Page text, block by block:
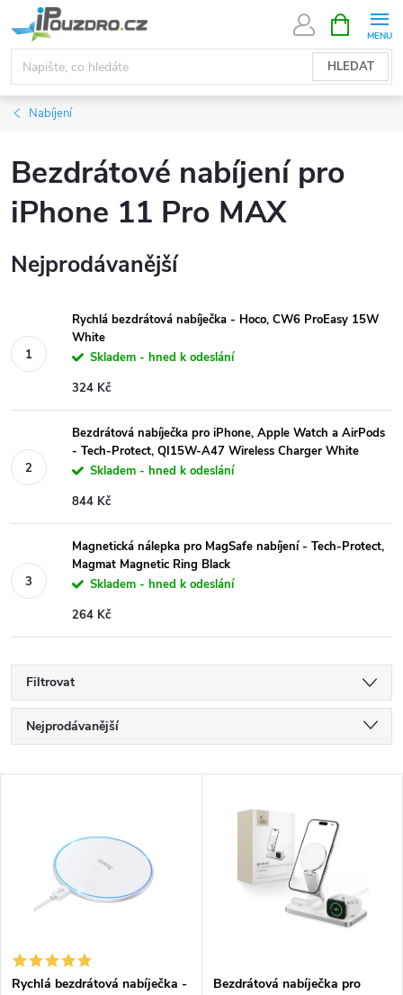
na
obsah
HLEDAT
NÁKUPNÍ
KOŠÍK
Nabíjení
Bezdrátové nabíjení pro
iPhone 11 Pro MAX
Nejprodávanější
Rychlá bezdrátová nabíječka - Hoco, CW6 ProEasy 15W
White
Skladem - hned k odeslání
324 Kč
Bezdrátová nabíječka pro iPhone, Apple Watch a AirPods
- Tech-Protect, QI15W-A47 Wireless Charger White
Skladem - hned k odeslání
844 Kč
Magnetická nálepka pro MagSafe nabíjení - Tech-Protect,
Magmat Magnetic Ring Black
Skladem - hned k odeslání
264 Kč
Filtrovat
Ř
a
í
Nejprodávanější
Abecedně
s
Rychlá bezdrátová nabíječka -
Bezdrátová nabíječka pro